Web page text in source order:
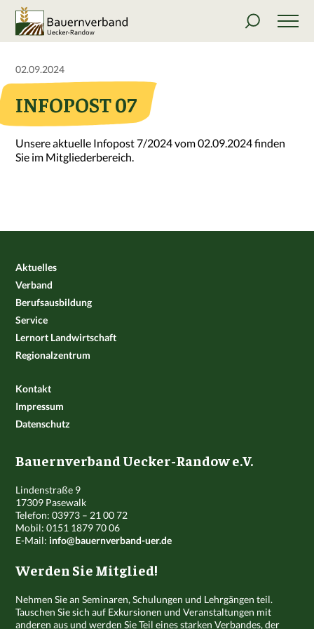
02.09.2024
INFOPOST 07
Unsere aktuelle Infopost 7/2024 vom 02.09.2024 finden
Sie im Mitgliederbereich.
Aktuelles
Verband
Berufsausbildung
Service
Lernort Landwirtschaft
Regionalzentrum
Kontakt
Impressum
Datenschutz
Bauernverband Uecker-Randow e.V.
Lindenstraße 9
17309 Pasewalk
Telefon: 03973 – 21 00 72
Mobil: 0151 1879 70 06
E-Mail:info@bauernverband-uer.de
Werden Sie Mitglied!
Nehmen Sie an Seminaren, Schulungen und Lehrgängen teil.
Tauschen Sie sich auf Exkursionen und Veranstaltungen mit
anderen aus und werden Sie Teil eines starken Verbandes, der